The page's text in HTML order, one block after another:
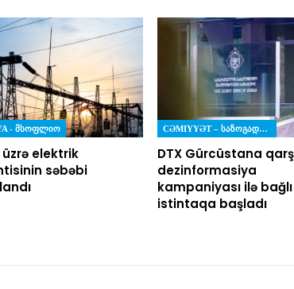
- ᲛᲡᲝᲤᲚᲘᲝ
üzrə elektrik
səbəbi
CƏMIYYƏT – ᲡᲐᲖᲝᲒᲐᲓᲝᲔᲑᲐ
DTX Gürcüstana
dezinformasiya
kampaniyası ilə bağlı
istintaqa başladı